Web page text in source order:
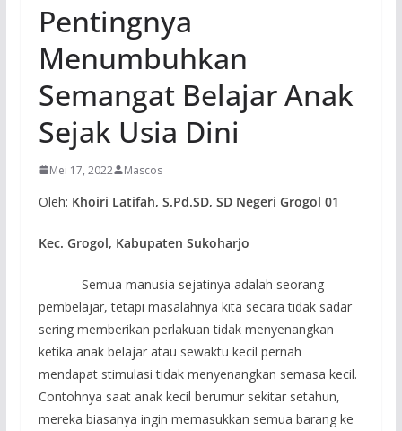
Pentingnya
Menumbuhkan
Semangat Belajar Anak
Sejak Usia Dini
Mei 17, 2022 Mascos
Oleh: Khoiri Latifah, S.Pd.SD, SD Negeri Grogol 01
Kec. Grogol, Kabupaten Sukoharjo
Semua manusia sejatinya adalah seorang
pembelajar, tetapi masalahnya kita secara tidak sadar
sering memberikan perlakuan tidak menyenangkan
ketika anak belajar atau sewaktu kecil pernah
mendapat stimulasi tidak menyenangkan semasa kecil.
Contohnya saat anak kecil berumur sekitar setahun,
mereka biasanya ingin memasukkan semua barang ke